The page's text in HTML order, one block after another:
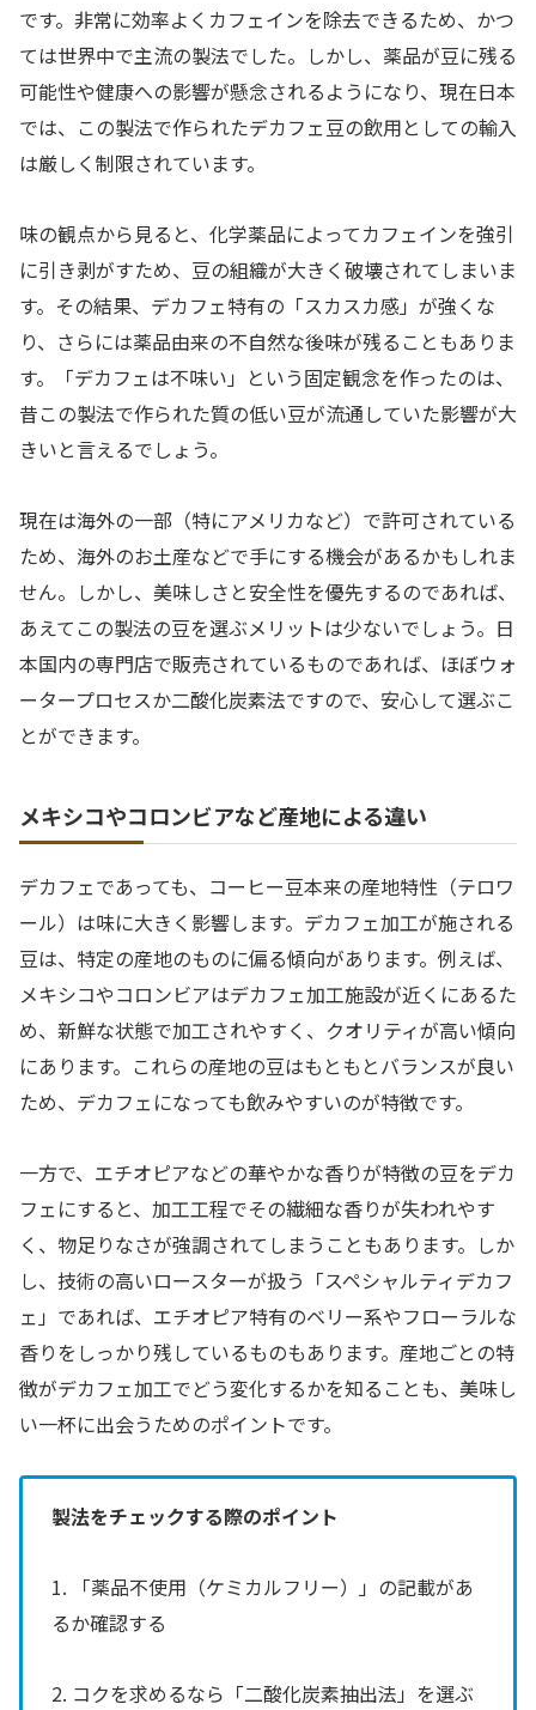
です。非常に効率よくカフェインを除去できるため、かつ
ては世界中で主流の製法でした。しかし、薬品が豆に残る
可能性や健康への影響が懸念されるようになり、現在日本
では、この製法で作られたデカフェ豆の飲用としての輸入
は厳しく制限されています。
味の観点から見ると、化学薬品によってカフェインを強引
に引き剥がすため、豆の組織が大きく破壊されてしまいま
す。その結果、デカフェ特有の「スカスカ感」が強くな
り、さらには薬品由来の不自然な後味が残ることもありま
す。「デカフェは不味い」という固定観念を作ったのは、
昔この製法で作られた質の低い豆が流通していた影響が大
きいと言えるでしょう。
現在は海外の一部（特にアメリカなど）で許可されている
ため、海外のお土産などで手にする機会があるかもしれま
せん。しかし、美味しさと安全性を優先するのであれば、
あえてこの製法の豆を選ぶメリットは少ないでしょう。日
本国内の専門店で販売されているものであれば、ほぼウォ
ータープロセスか二酸化炭素法ですので、安心して選ぶこ
とができます。
メキシコやコロンビアなど産地による違い
デカフェであっても、コーヒー豆本来の産地特性（テロワ
ール）は味に大きく影響します。デカフェ加工が施される
豆は、特定の産地のものに偏る傾向があります。例えば、
メキシコやコロンビアはデカフェ加工施設が近くにあるた
め、新鮮な状態で加工されやすく、クオリティが高い傾向
にあります。これらの産地の豆はもともとバランスが良い
ため、デカフェになっても飲みやすいのが特徴です。
一方で、エチオピアなどの華やかな香りが特徴の豆をデカ
フェにすると、加工工程でその繊細な香りが失われやす
く、物足りなさが強調されてしまうこともあります。しか
し、技術の高いロースターが扱う「スペシャルティデカフ
ェ」であれば、エチオピア特有のベリー系やフローラルな
香りをしっかり残しているものもあります。産地ごとの特
徴がデカフェ加工でどう変化するかを知ることも、美味し
い一杯に出会うためのポイントです。
製法をチェックする際のポイント
1. 「薬品不使用（ケミカルフリー）」の記載があ
るか確認する
2. コクを求めるなら「二酸化炭素抽出法」を選ぶ